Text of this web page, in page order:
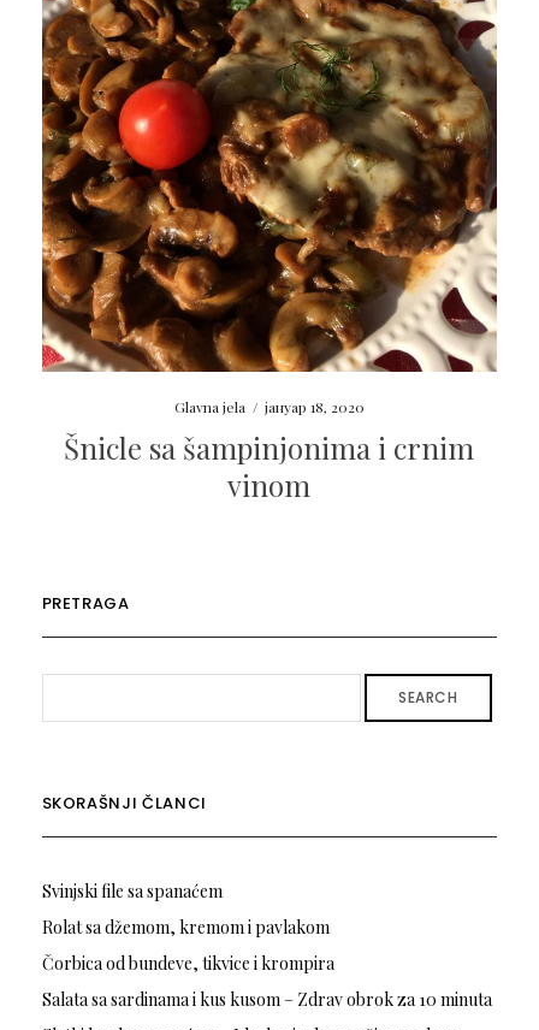
Glavna jela / јануар 18, 2020
Šnicle sa šampinjonima i crnim
vinom
PRETRAGA
SEARCH
SKORAŠNJI ČLANCI
Svinjski file sa spanaćem
Rolat sa džemom, kremom i pavlakom
Čorbica od bundeve, tikvice i krompira
Salata sa sardinama i kus kusom – Zdrav obrok za 10 minuta